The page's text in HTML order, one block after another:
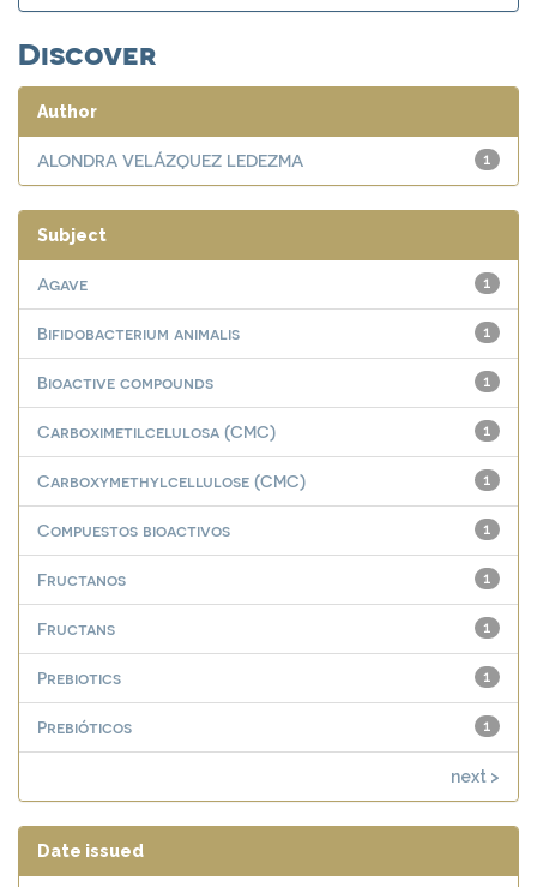
Discover
Author
1
ALONDRA VELÁZQUEZ LEDEZMA
Subject
1
Agave
1
Bifidobacterium animalis
1
Bioactive compounds
1
Carboximetilcelulosa (CMC)
1
Carboxymethylcellulose (CMC)
1
Compuestos bioactivos
1
Fructanos
1
Fructans
1
Prebiotics
1
Prebióticos
next >
Date issued